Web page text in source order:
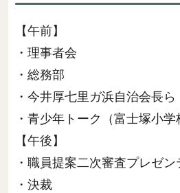
【午前】
・理事者会
・総務部
・今井厚七里ガ浜自治会長ら
・青少年トーク（富士塚小学
【午後】
・職員提案二次審査プレゼ
・決裁